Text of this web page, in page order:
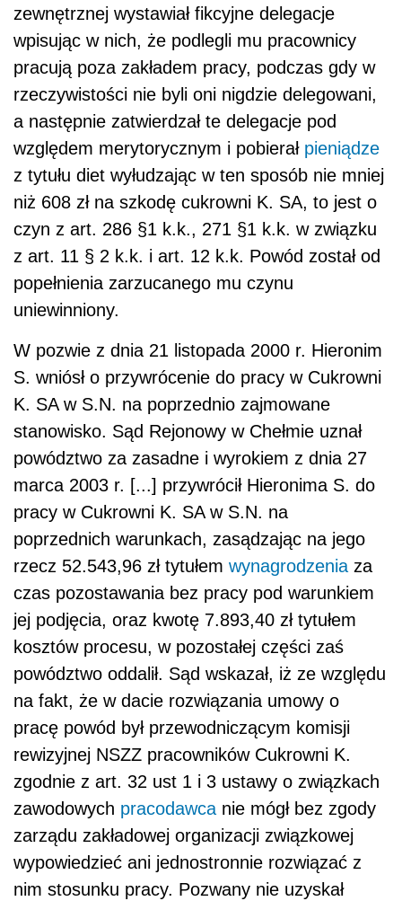
zewnętrznej wystawiał fikcyjne delegacje
wpisując w nich, że podlegli mu pracownicy
pracują poza zakładem pracy, podczas gdy w
rzeczywistości nie byli oni nigdzie delegowani,
a następnie zatwierdzał te delegacje pod
względem merytorycznym i pobierał pieniądze
z tytułu diet wyłudzając w ten sposób nie mniej
niż 608 zł na szkodę cukrowni K. SA, to jest o
czyn z art. 286 §1 k.k., 271 §1 k.k. w związku
z art. 11 § 2 k.k. i art. 12 k.k. Powód został od
popełnienia zarzucanego mu czynu
uniewinniony.
W pozwie z dnia 21 listopada 2000 r. Hieronim
S. wniósł o przywrócenie do pracy w Cukrowni
K. SA w S.N. na poprzednio zajmowane
stanowisko. Sąd Rejonowy w Chełmie uznał
powództwo za zasadne i wyrokiem z dnia 27
marca 2003 r. [...] przywrócił Hieronima S. do
pracy w Cukrowni K. SA w S.N. na
poprzednich warunkach, zasądzając na jego
rzecz 52.543,96 zł tytułem wynagrodzeniaza
czas pozostawania bez pracy pod warunkiem
jej podjęcia, oraz kwotę 7.893,40 zł tytułem
kosztów procesu, w pozostałej części zaś
powództwo oddalił. Sąd wskazał, iż ze względu
na fakt, że w dacie rozwiązania umowy o
pracę powód był przewodniczącym komisji
rewizyjnej NSZZ pracowników Cukrowni K.
zgodnie z art. 32 ust 1 i 3 ustawy o związkach
zawodowych pracodawcanie mógł bez zgody
zarządu zakładowej organizacji związkowej
wypowiedzieć ani jednostronnie rozwiązać z
nim stosunku pracy. Pozwany nie uzyskał